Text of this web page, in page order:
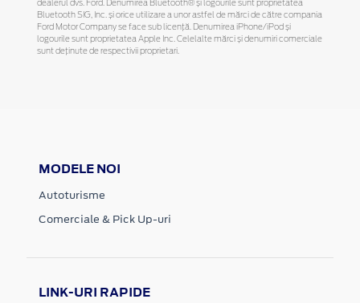
dealerul dvs. Ford. Denumirea Bluetooth® și logourile sunt proprietatea
Bluetooth SIG, Inc. și orice utilizare a unor astfel de mărci de către compania
Ford Motor Company se face sub licență. Denumirea iPhone/iPod și
logourile sunt proprietatea Apple Inc. Celelalte mărci și denumiri comerciale
sunt deținute de respectivii proprietari.
MODELE NOI
Autoturisme
Comerciale & Pick Up-uri
LINK-URI RAPIDE